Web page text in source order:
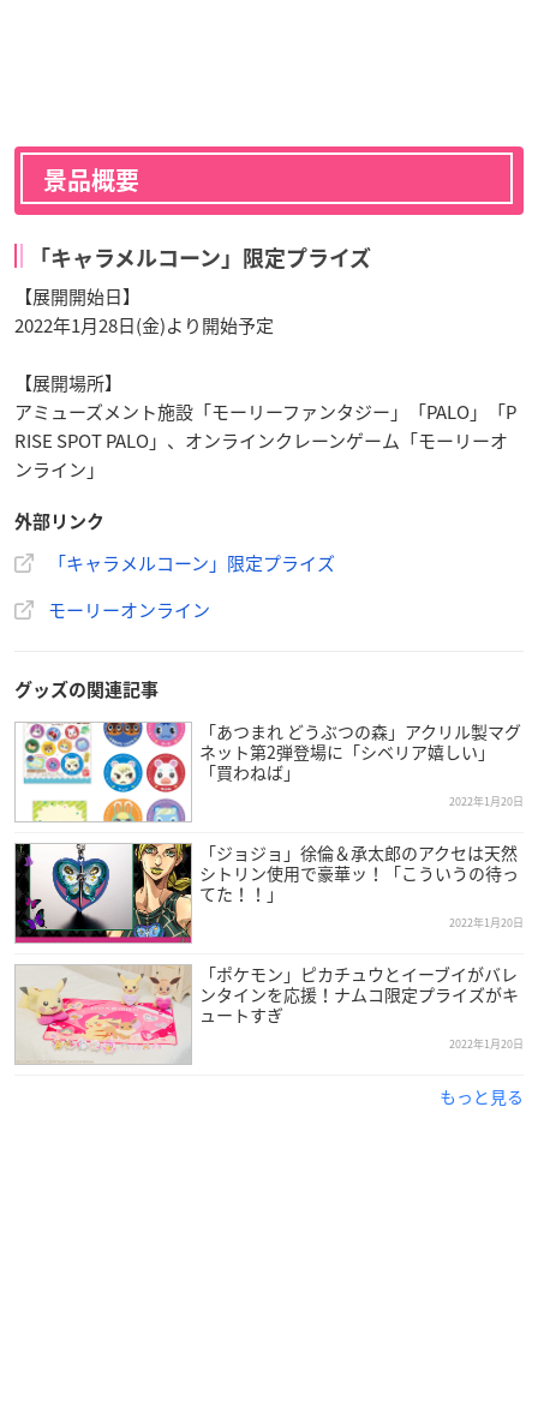
景品概要
「キャラメルコーン」限定プライズ
【展開開始日】
2022年1月28日(金)より開始予定
【展開場所】
アミューズメント施設「モーリーファンタジー」「PALO」「P
RISE SPOT PALO」、オンラインクレーンゲーム「モーリーオ
ンライン」
外部リンク
「キャラメルコーン」限定プライズ
モーリーオンライン
グッズの関連記事
「あつまれ どうぶつの森」アクリル製マグ
ネット第2弾登場に「シベリア嬉しい」
「買わねば」
2022年1月20日
「ジョジョ」徐倫＆承太郎のアクセは天然
シトリン使用で豪華ッ！「こういうの待っ
てた！！」
2022年1月20日
「ポケモン」ピカチュウとイーブイがバレ
ンタインを応援！ナムコ限定プライズがキ
ュートすぎ
2022年1月20日
もっと見る